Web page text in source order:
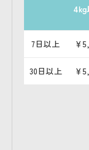
4kg
7日以上 ￥
30日以上 ￥